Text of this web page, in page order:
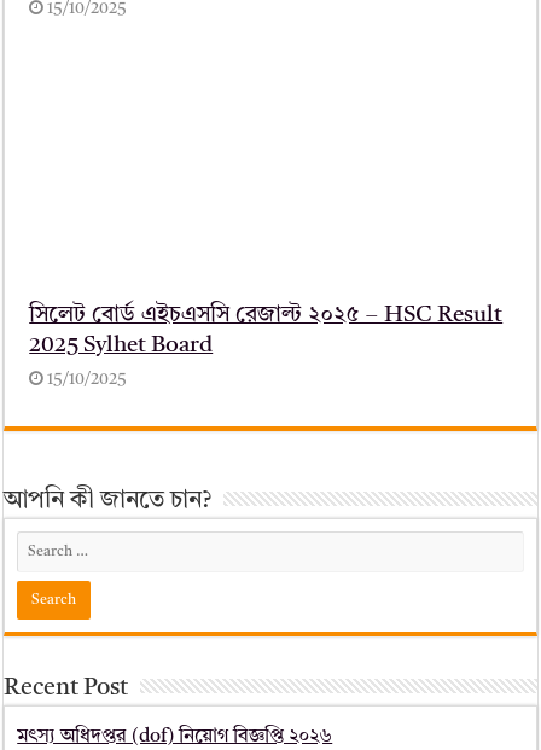
15/10/2025
সিলেট বোর্ড এইচএসসি রেজাল্ট ২০২৫ – HSC Result
2025 Sylhet Board
15/10/2025
আপনি কী জানতে চান?
Recent Post
মৎস্য অধিদপ্তর (dof) নিয়োগ বিজ্ঞপ্তি ২০২৬